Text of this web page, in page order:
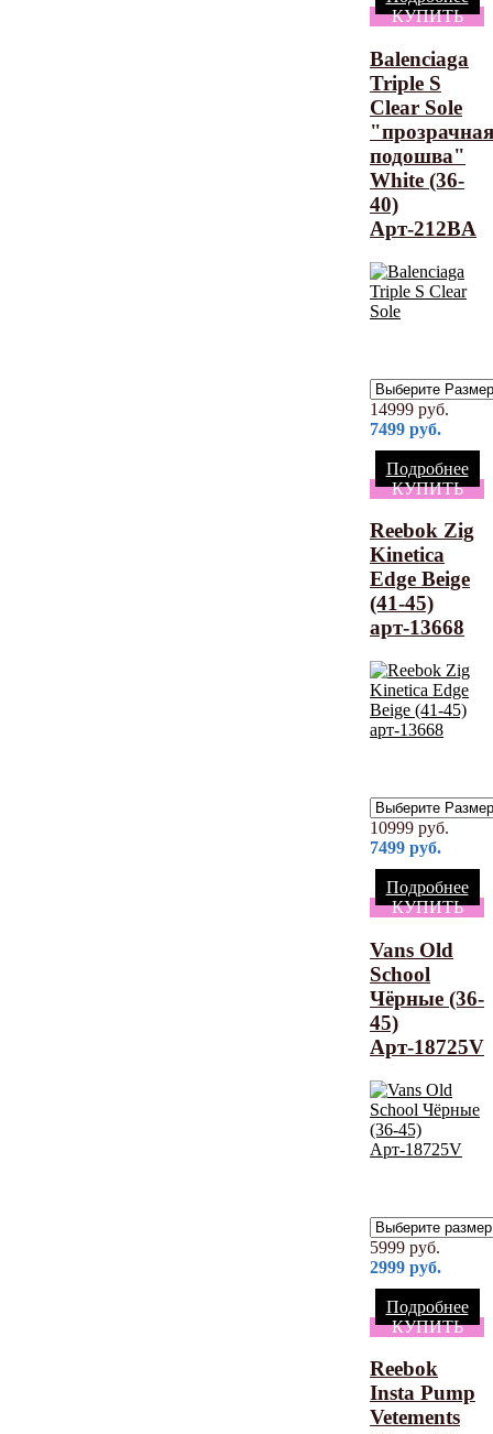
КУПИТЬ
Balenciaga
Triple S
Clear Sole
"прозрачная
подошва"
White (36-
40)
Арт-212BA
14999 руб.
7499 руб.
Подробнее
КУПИТЬ
Reebok Zig
Kinetica
Edge Beige
(41-45)
арт-13668
10999 руб.
7499 руб.
Подробнее
КУПИТЬ
Vans Old
School
Чёрные (36-
45)
Арт-18725V
5999 руб.
2999 руб.
Подробнее
КУПИТЬ
Reebok
Insta Pump
Vetements